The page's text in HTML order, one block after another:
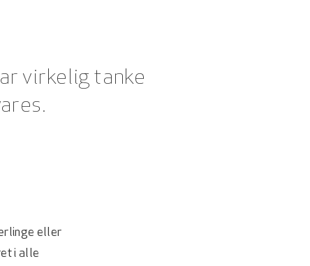
virkelig tanke
eller
i alle